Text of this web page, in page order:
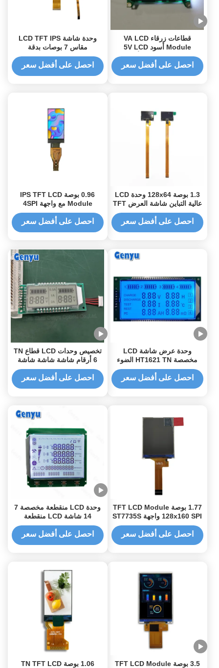
قطاعات زرقاء VA LCD
Module أسود 5V LCD
Display ضوء خلفي أبيض مع
PCB
احصل على أفضل سعر
وحدة شاشة LCD TFT IPS
مقاس 7 بوصات بدقة
1024x600 مع شاشة لمس
سعوية
احصل على أفضل سعر
1.3 بوصة 128x64 وحدة LCD
عالية التباين شاشة العرض TFT
LCD
احصل على أفضل سعر
0.96 بوصة IPS TFT LCD
Module مع واجهة 4SPI
80x160 دقة
احصل على أفضل سعر
وحدة عرض شاشة LCD
مخصصة HT1621 TN الضوء
الأزرق الإيجابي للشاحن
احصل على أفضل سعر
تخصيص وحدات LCD قطاع TN
6 أرقام شاشة شاشة شاشة
شاشة شاشة شاشة شاشة
شاشة شاشة شاشة
احصل على أفضل سعر
1.77 بوصة TFT LCD Module
128x160 SPI واجهة ST7735S
احصل على أفضل سعر
وحدة LCD منقطعة مخصصة 7
14 شاشة LCD منقطعة
HT1623 لصندوق المتر
احصل على أفضل سعر
3.5 بوصة TFT LCD Module
1.06 بوصة TN TFT LCD